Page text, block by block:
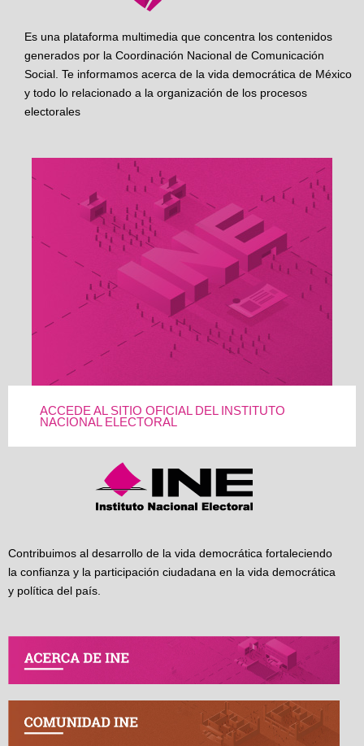
Es una plataforma multimedia que concentra los contenidos
generados por la Coordinación Nacional de Comunicación
Social. Te informamos acerca de la vida democrática de México
y todo lo relacionado a la organización de los procesos
electorales
ACCEDE AL SITIO OFICIAL DEL INSTITUTO
NACIONAL ELECTORAL
Contribuimos al desarrollo de la vida democrática fortaleciendo
la confianza y la participación ciudadana en la vida democrática
y política del país.